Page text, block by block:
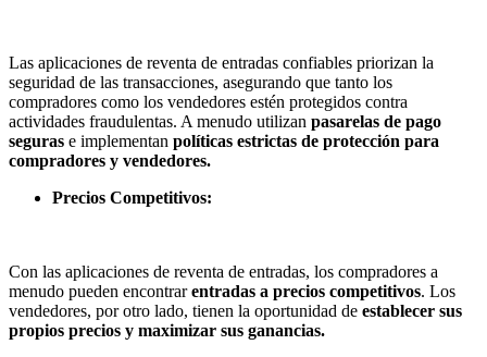
Las aplicaciones de reventa de entradas confiables priorizan la
seguridad de las transacciones, asegurando que tanto los
compradores como los vendedores estén protegidos contra
actividades fraudulentas. A menudo utilizan pasarelas de pago
seguras e implementan políticas estrictas de protección para
compradores y vendedores.
Precios Competitivos:
Con las aplicaciones de reventa de entradas, los compradores a
menudo pueden encontrarentradas a precios competitivos. Los
vendedores, por otro lado, tienen la oportunidad de establecer sus
propios precios y maximizar sus ganancias.